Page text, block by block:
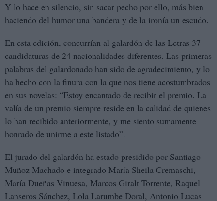
Y lo hace en silencio, sin sacar pecho por ello, más bien
haciendo del humor una bandera y de la ironía un escudo.
En esta edición, concurrían al galardón de las Letras 37
candidaturas de 24 nacionalidades diferentes. Las primeras
palabras del galardonado han sido de agradecimiento, y lo
ha hecho con la finura con la que nos tiene acostumbrados
en sus novelas: “Estoy encantado de recibir el premio. La
valía de un premio siempre reside en la calidad de quienes
lo han recibido anteriormente, y me siento sumamente
honrado de unirme a este listado”.
El jurado del galardón ha estado presidido por Santiago
Muñoz Machado e integrado María Sheila Cremaschi,
María Dueñas Vinuesa, Marcos Giralt Torrente, Raquel
Lanseros Sánchez, Lola Larumbe Doral, Antonio Lucas